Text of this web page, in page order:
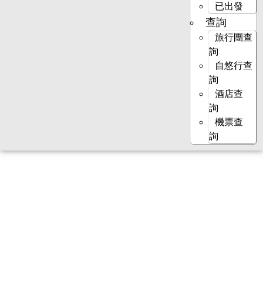
已出發
查詢
旅行團查
詢
自悠行查
詢
酒店查
詢
機票查
詢